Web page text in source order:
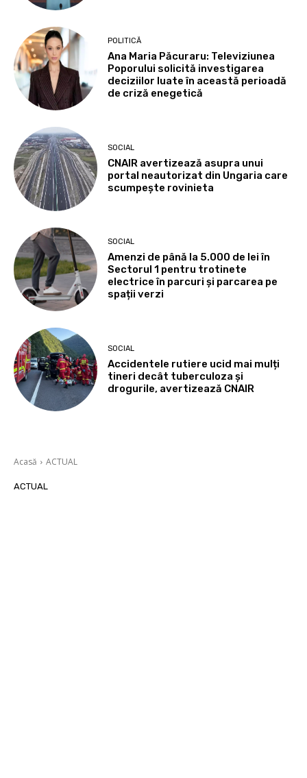
POLITICĂ
Ana Maria Păcuraru: Televiziunea
Poporului solicită investigarea
deciziilor luate în această perioadă
de criză enegetică
SOCIAL
CNAIR avertizează asupra unui
portal neautorizat din Ungaria care
scumpește rovinieta
SOCIAL
Amenzi de până la 5.000 de lei în
Sectorul 1 pentru trotinete
electrice în parcuri și parcarea pe
spații verzi
SOCIAL
Accidentele rutiere ucid mai mulți
tineri decât tuberculoza și
drogurile, avertizează CNAIR